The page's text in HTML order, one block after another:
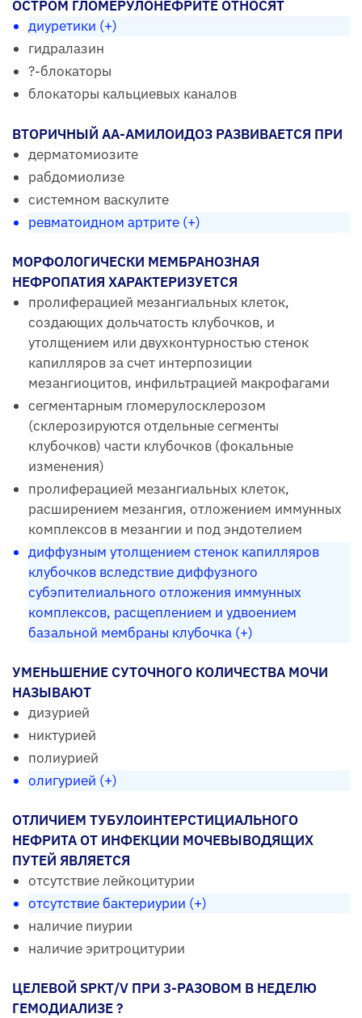
ОСТРОМ ГЛОМЕРУЛОНЕФРИТЕ ОТНОСЯТ
диуретики (+)
гидралазин
?-блокаторы
блокаторы кальциевых каналов
ВТОРИЧНЫЙ АА-АМИЛОИДОЗ РАЗВИВАЕТСЯ ПРИ
дерматомиозите
рабдомиолизе
системном васкулите
ревматоидном артрите (+)
МОРФОЛОГИЧЕСКИ МЕМБРАНОЗНАЯ
НЕФРОПАТИЯ ХАРАКТЕРИЗУЕТСЯ
пролиферацией мезангиальных клеток,
создающих дольчатость клубочков, и
утолщением или двухконтурностью стенок
капилляров за счет интерпозиции
мезангиоцитов, инфильтрацией макрофагами
сегментарным гломерулосклерозом
(склерозируются отдельные сегменты
клубочков) части клубочков (фокальные
изменения)
пролиферацией мезангиальных клеток,
расширением мезангия, отложением иммунных
комплексов в мезангии и под эндотелием
диффузным утолщением стенок капилляров
клубочков вследствие диффузного
субэпителиального отложения иммунных
комплексов, расщеплением и удвоением
базальной мембраны клубочка (+)
УМЕНЬШЕНИЕ СУТОЧНОГО КОЛИЧЕСТВА МОЧИ
НАЗЫВАЮТ
дизурией
никтурией
полиурией
олигурией (+)
ОТЛИЧИЕМ ТУБУЛОИНТЕРСТИЦИАЛЬНОГО
НЕФРИТА ОТ ИНФЕКЦИИ МОЧЕВЫВОДЯЩИХ
ПУТЕЙ ЯВЛЯЕТСЯ
отсутствие лейкоцитурии
отсутствие бактериурии (+)
наличие пиурии
наличие эритроцитурии
ЦЕЛЕВОЙ SPКТ/V ПРИ 3-РАЗОВОМ В НЕДЕЛЮ
ГЕМОДИАЛИЗЕ ?